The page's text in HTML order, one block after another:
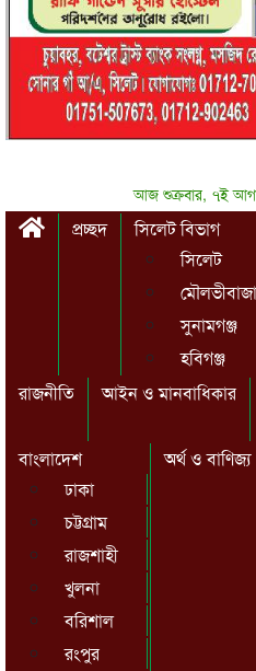
আজ শুক্রবার, ৭ই
প্রচ্ছদ
সিলেট বিভাগ
সিলেট
সুনামগঞ্জ
হবিগঞ্জ
রাজনীতি আইন ও মানবাধিকার
বাংলাদেশ
ঢাকা
চট্টগ্রাম
রাজশাহী
খুলনা
বরিশাল
রংপুর
অর্থ ও বাণিজ্য